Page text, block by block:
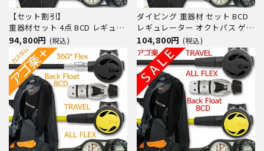
【セット割引】
重器材セット 4点 BCD レギュレ
ーター オクトパス ゲージ
【WAVE-Hreg2-Hoct2-
Hmfx2】 スキューバーダイビン
グ BC コンパス 2連ゲージ
94,800円 (税込)
ダイビング 重器材 セット BCD
レギュレーター オクトパス ゲー
ジ 重器材セット 4点
【WAVEFlx-Hreg2Flx-
Hoct2Flx-Hmfx2】 AQUALUNG
スキューバダイビング 重器材セ
ット OH オーバーホール クーポ
ン プレゼント アゴ
104,800円 (税込)